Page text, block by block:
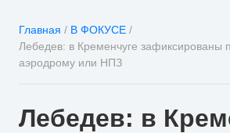
Главная / В ФОКУСЕ /
Лебедев: в Кременчуге зафиксированы
аэродрому или НПЗ
Лебедев: в